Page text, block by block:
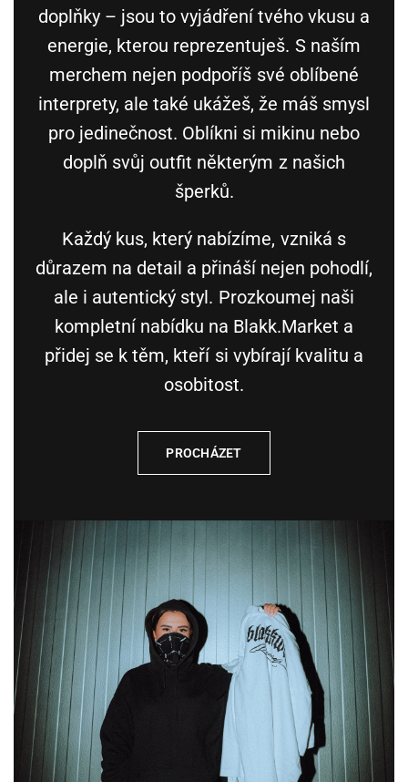
doplňky – jsou to vyjádření tvého vkusu a
energie, kterou reprezentuješ. S naším
merchem nejen podpoříš své oblíbené
interprety, ale také ukážeš, že máš smysl
pro jedinečnost. Oblíkni si mikinu nebo
doplň svůj outfit některým z našich
šperků.
Každý kus, který nabízíme, vzniká s
důrazem na detail a přináší nejen pohodlí,
ale i autentický styl. Prozkoumej naši
kompletní nabídku na Blakk.Market a
přidej se k těm, kteří si vybírají kvalitu a
osobitost.
PROCHÁZET